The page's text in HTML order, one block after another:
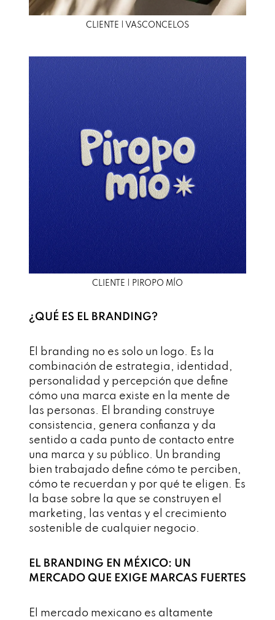
CLIENTE | VASCONCELOS
CLIENTE | PIROPO MÍO
¿QUÉ ES EL BRANDING?
El branding no es solo un logo. Es la
combinación de estrategia, identidad,
personalidad y percepción que define
cómo una marca existe en la mente de
las personas. El branding construye
consistencia, genera confianza y da
sentido a cada punto de contacto entre
una marca y su público. Un branding
bien trabajado define cómo te perciben,
cómo te recuerdan y por qué te eligen. Es
la base sobre la que se construyen el
marketing, las ventas y el crecimiento
sostenible de cualquier negocio.
EL BRANDING EN MÉXICO: UN
MERCADO QUE EXIGE MARCAS FUERTES
El mercado mexicano es altamente